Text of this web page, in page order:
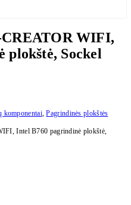
CREATOR WIFI,
plokštė, Sockel
komponentai,Pagrindinės plokštės
Intel B760 pagrindinė plokštė,